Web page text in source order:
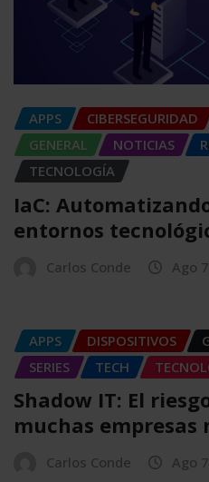
APPS CIBERSEGURIDAD
GENERAL
NOTICIAS
TECNOLOGÍA
IaC:
entornos
Carlos Conde Ago
APPS DISPOSITIVOS
SERIES
TECH
Shadow IT: El
muchas empresas
Carlos Conde Ago